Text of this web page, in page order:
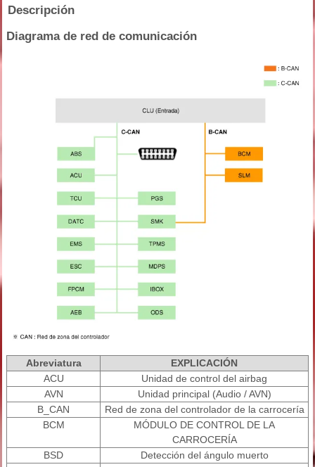
Descripción
Diagrama de red de comunicación
Abreviatura
EXPLICACIÓN
ACU
Unidad de control del airbag
AVN
Unidad principal (Audio / AVN)
B_CAN
Red de zona del controlador de la carrocería
BCM
MÓDULO DE CONTROL DE LA
CARROCERÍA
BSD
Detección del ángulo muerto